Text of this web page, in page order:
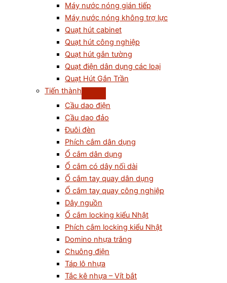
Máy nước nóng gián tiếp
Máy nước nóng không trợ lực
Quạt hút cabinet
Quạt hút công nghiệp
Quạt hút gắn tường
Quạt điện dân dụng các loại
Quạt Hút Gắn Trần
Tiến thành
Cầu dao điện
Cầu dao đảo
Đuôi đèn
Phích cắm dân dụng
Ổ cắm dân dụng
Ổ cắm có dây nối dài
Ổ cắm tay quay dân dụng
Ổ cắm tay quay công nghiệp
Dây nguồn
Ổ cắm locking kiểu Nhật
Phích cắm locking kiểu Nhật
Domino nhựa trắng
Chuông điện
Táp lô nhựa
Tắc kê nhựa – Vít bắt